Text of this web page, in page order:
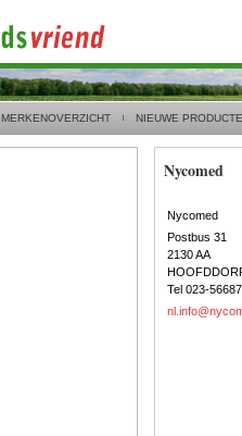
MERKENOVERZICHT NIEUWE
Nycomed
Nycomed
Postbus 31
2130 AA
Tel 023-